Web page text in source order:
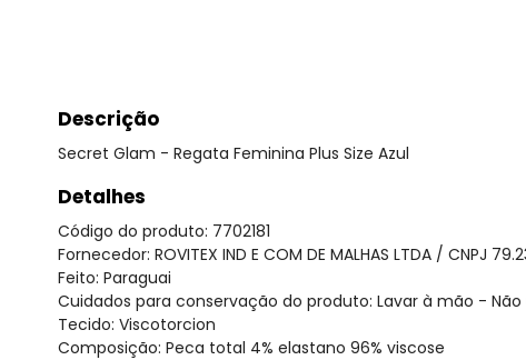
Descrição
Secret Glam - Regata Feminina Plus Size Azul
Detalhes
Código do produto: 7702181
Fornecedor: ROVITEX IND E COM DE MALHAS LTDA / CNPJ
Feito: Paraguai
Cuidados para conservação do produto: Lavar à mão -
Tecido: Viscotorcion
Composição: Peca total 4% elastano 96% viscose